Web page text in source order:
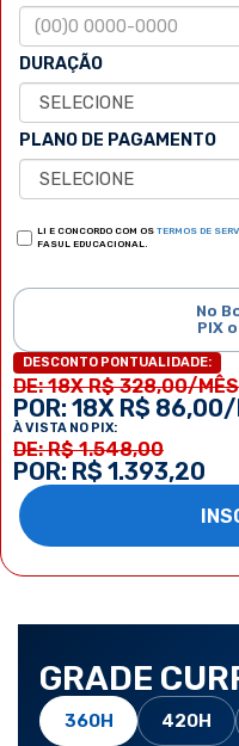
DURAÇÃO
PLANO DE PAGAMENTO
LI E CONCORDO COM OS TERMOS DE
FASUL EDUCACIONAL.
No
PIX
DESCONTO PONTUALIDADE:
DE: 18X R$ 328,00/MÊS
POR: 18X R$ 86,00/
À VISTA NO PIX:
DE: R$ 1.548,00
POR: R$ 1.393,20
GRADE
360H 420H